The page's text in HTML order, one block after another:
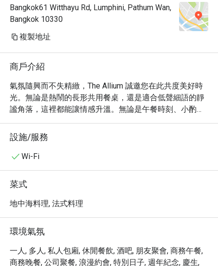
Bangkok61 Witthayu Rd, Lumphini, Pathum Wan,
Bangkok 10330
複製地址
商戶介紹
氣氛隨興而不失精緻，The Allium 誠邀您在此共度美好時
光。無論是熱鬧的長形共用餐桌，還是適合低聲細語的靜
謐角落，這裡都能讓情感升溫。無論是午餐時刻、小酌幾
杯，還是與好友共進晚餐，美味佳餚與絕佳氛圍皆在此自
然交織。
我們的菜單以新鮮、時令食材與大膽的陽光風味，頌揚分
特色雞尾酒、清爽的有機葡萄酒，以及創意非酒精飲品，
完美捕捉了地中海的精神精髓。
設施/服務
Wi-Fi
菜式
地中海料理, 法式料理
環境氣氛
一人, 多人, 私人包廂, 休閒餐飲, 酒吧, 朋友聚會, 商務午餐,
商務晚餐, 公司聚餐, 浪漫約會, 特別日子, 週年紀念, 慶生,